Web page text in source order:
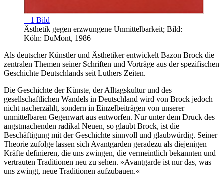
+ 1 Bild
Ästhetik gegen erzwungene Unmittelbarkeit; Bild:
Köln: DuMont, 1986
Als deutscher Künstler und Ästhetiker entwickelt Bazon Brock die
zentralen Themen seiner Schriften und Vorträge aus der spezifischen
Geschichte Deutschlands seit Luthers Zeiten.
Die Geschichte der Künste, der Alltagskultur und des
gesellschaftlichen Wandels in Deutschland wird von Brock jedoch
nicht nacherzählt, sondern in Einzelbeiträgen von unserer
unmittelbaren Gegenwart aus entworfen. Nur unter dem Druck des
angstmachenden radikal Neuen, so glaubt Brock, ist die
Beschäftigung mit der Geschichte sinnvoll und glaubwürdig. Seiner
Theorie zufolge lassen sich Avantgarden geradezu als diejenigen
Kräfte definieren, die uns zwingen, die vermeintlich bekannten und
vertrauten Traditionen neu zu sehen. »Avantgarde ist nur das, was
uns zwingt, neue Traditionen aufzubauen.«